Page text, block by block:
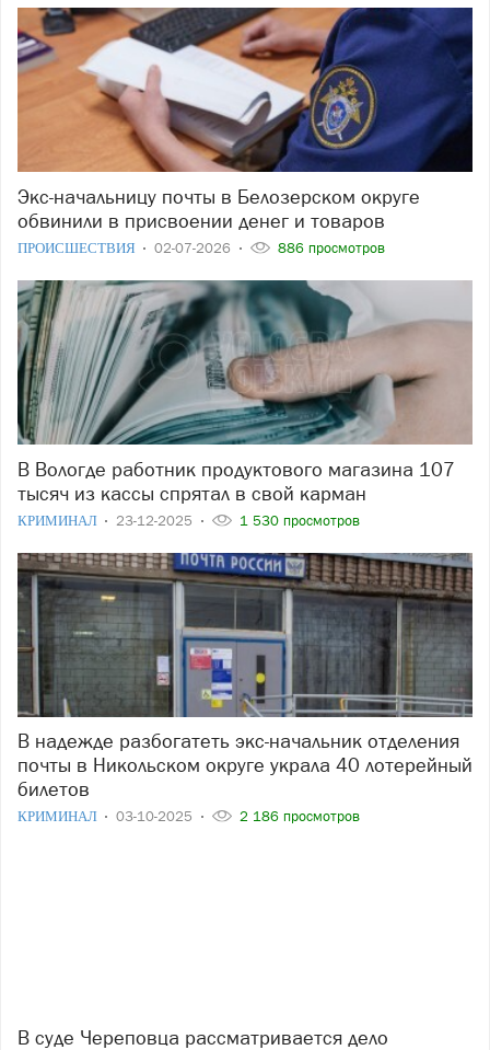
Экс-начальницу почты в Белозерском округе
обвинили в присвоении денег и товаров
ПРОИСШЕСТВИЯ 02-07-2026 886 просмотров
В Вологде работник продуктового магазина 107
тысяч из кассы спрятал в свой карман
КРИМИНАЛ 23-12-2025 1 530 просмотров
В надежде разбогатеть экс-начальник отделения
почты в Никольском округе украла 40 лотерейный
билетов
КРИМИНАЛ 03-10-2025 2 186 просмотров
В суде Череповца рассматривается дело